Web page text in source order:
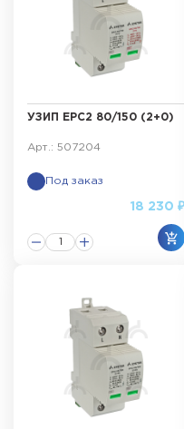
УЗИП ЕРС2 80/150 (2+0)
Арт.: 507204
Под заказ
18 230 ₽